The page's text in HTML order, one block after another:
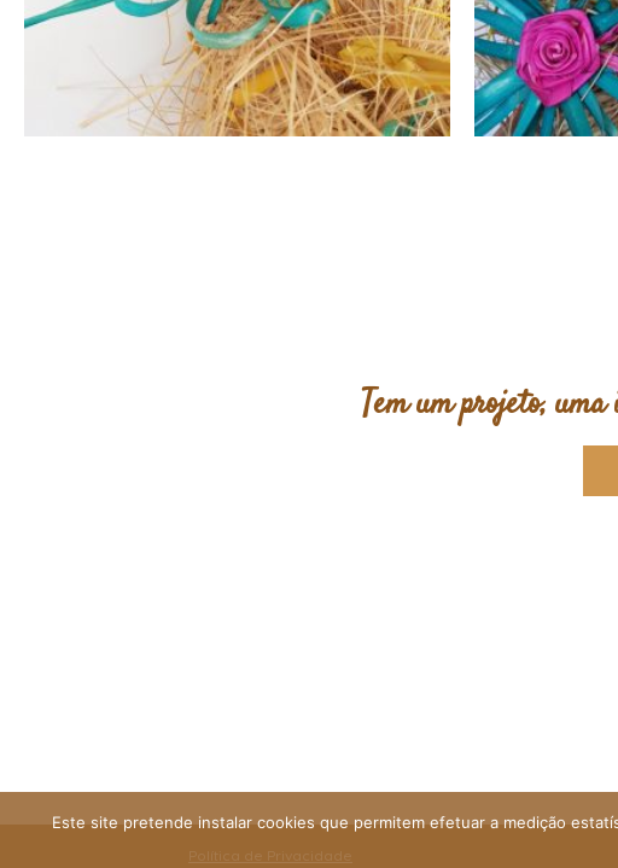
Tem um projeto,
Política de Privacidade
Este site pretende instalar cookies que permitem efetuar a medição